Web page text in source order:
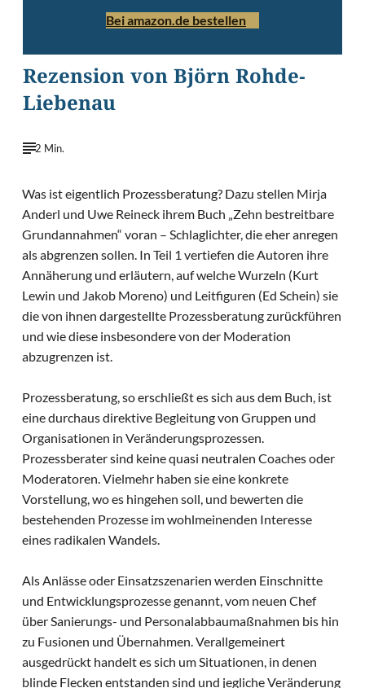
Bei amazon.de bestellen
Rezension von Björn Rohde-
Liebenau
2 Min.
Was ist eigentlich Prozessberatung? Dazu stellen Mirja
Anderl und Uwe Reineck ihrem Buch „Zehn bestreitbare
Grundannahmen“ voran – Schlaglichter, die eher anregen
als abgrenzen sollen. In Teil 1 vertiefen die Autoren ihre
Annäherung und erläutern, auf welche Wurzeln (Kurt
Lewin und Jakob Moreno) und Leitfiguren (Ed Schein) sie
die von ihnen dargestellte Prozessberatung zurückführen
und wie diese insbesondere von der Moderation
abzugrenzen ist.
Prozessberatung, so erschließt es sich aus dem Buch, ist
eine durchaus direktive Begleitung von Gruppen und
Organisationen in Veränderungsprozessen.
Prozessberater sind keine quasi neutralen Coaches oder
Moderatoren. Vielmehr haben sie eine konkrete
Vorstellung, wo es hingehen soll, und bewerten die
bestehenden Prozesse im wohlmeinenden Interesse
eines radikalen Wandels.
Als Anlässe oder Einsatzszenarien werden Einschnitte
und Entwicklungsprozesse genannt, vom neuen Chef
über Sanierungs- und Personalabbaumaßnahmen bis hin
zu Fusionen und Übernahmen. Verallgemeinert
ausgedrückt handelt es sich um Situationen, in denen
blinde Flecken entstanden sind und jegliche Veränderung